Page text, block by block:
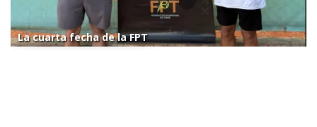
La cuarta fecha de la FPT